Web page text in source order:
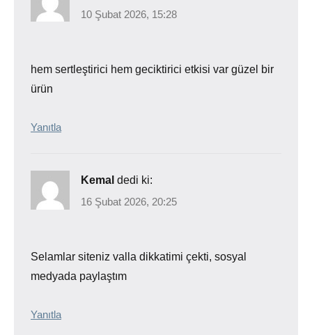
10 Şubat 2026, 15:28
hem sertleştirici hem geciktirici etkisi var güzel bir
ürün
Yanıtla
Kemal dedi ki:
16 Şubat 2026, 20:25
Selamlar siteniz valla dikkatimi çekti, sosyal
medyada paylaştım
Yanıtla